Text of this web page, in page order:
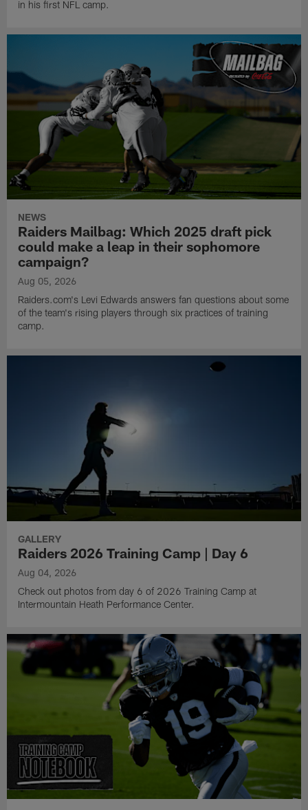
in his first NFL camp.
NEWS
Raiders Mailbag: Which 2025 draft pick
could make a leap in their sophomore
campaign?
Aug 05, 2026
Raiders.com's Levi Edwards answers fan questions about some
of the team's rising players through six practices of training
camp.
GALLERY
Raiders 2026 Training Camp | Day 6
Aug 04, 2026
Check out photos from day 6 of 2026 Training Camp at
Intermountain Heath Performance Center.